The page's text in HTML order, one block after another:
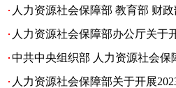
人力资源社会保障部 教育部 财
人力资源社会保障部办公厅关于
中共中央组织部 人力资源社会
人力资源社会保障部关于开展